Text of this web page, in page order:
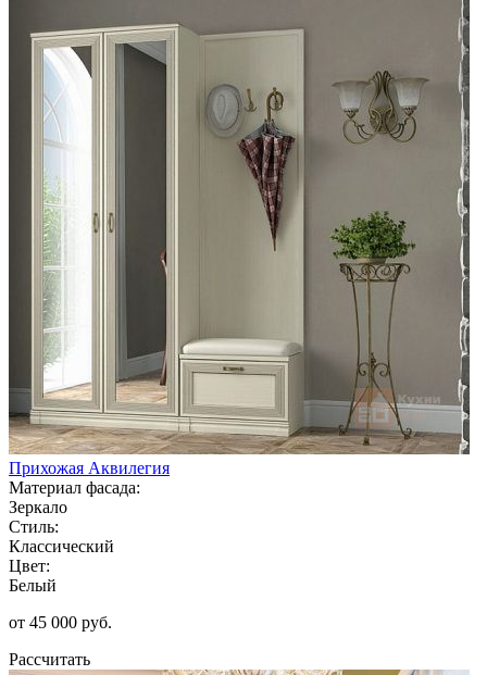
Прихожая Аквилегия
Материал фасада:
Зеркало
Стиль:
Классический
Цвет:
Белый
от 45 000 руб.
Рассчитать